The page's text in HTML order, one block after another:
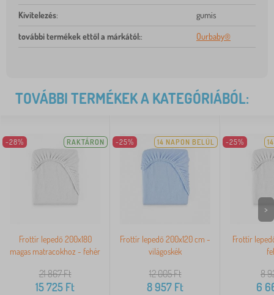
Kivitelezés: gumis
további termékek ettől a márkától:: Ourbaby®
TOVÁBBI TERMÉKEK A KATEGÓRIÁBÓL:
-28% RAKTÁRON
Frottír lepedő 200x180
magas matracokhoz - fehér
21 867Ft
15 725 Ft
-25% 14 NAPON BELÜL
Frottír lepedő 200x120 cm -
világoskék
12 005Ft
8 957 Ft
-25%
Frottír
8
6
>